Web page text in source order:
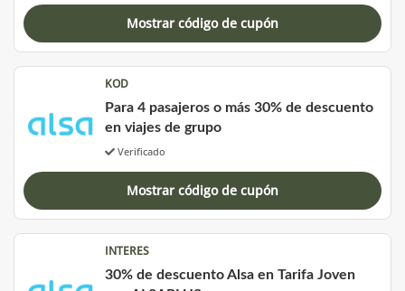
Mostrar código de cupón
KOD
Para 4 pasajeros o más 30% de descuento
en viajes de grupo
Verificado
Mostrar código de cupón
INTERES
30% de descuento Alsa en Tarifa Joven